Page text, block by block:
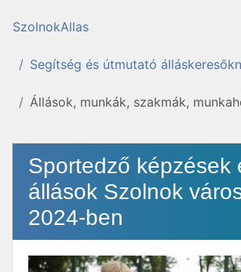
SzolnokAllas
Segítség és útmutató
Állások, munkák, szakmák,
Sportedző képzések
állások Szolnok
2024-ben